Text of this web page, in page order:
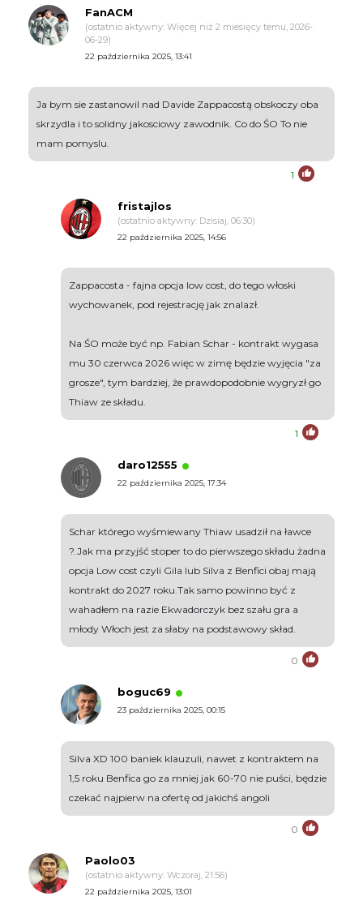
FanACM
(ostatnio aktywny: Więcej niż 2 miesięcy temu, 2026-
06-29)
22 października 2025, 13:41
Ja bym sie zastanowil nad Davide Zappacostą obskoczy oba
skrzydla i to solidny jakosciowy zawodnik. Co do ŚO To nie
mam pomyslu.
1
fristajlos
(ostatnio aktywny: Dzisiaj, 06:30)
22 października 2025, 14:56
Zappacosta - fajna opcja low cost, do tego włoski
wychowanek, pod rejestrację jak znalazł.
Na ŚO może być np. Fabian Schar - kontrakt wygasa
mu 30 czerwca 2026 więc w zimę będzie wyjęcia "za
grosze", tym bardziej, że prawdopodobnie wygryzł go
Thiaw ze składu.
1
daro12555
22 października 2025, 17:34
Schar którego wyśmiewany Thiaw usadził na ławce
?.Jak ma przyjść stoper to do pierwszego składu żadna
opcja Low cost czyli Gila lub Silva z Benfici obaj mają
kontrakt do 2027 roku.Tak samo powinno być z
wahadłem na razie Ekwadorczyk bez szału gra a
młody Włoch jest za słaby na podstawowy skład.
0
boguc69
23 października 2025, 00:15
Silva XD 100 baniek klauzuli, nawet z kontraktem na
1,5 roku Benfica go za mniej jak 60-70 nie puści, będzie
czekać najpierw na ofertę od jakichś angoli
0
Paolo03
(ostatnio aktywny: Wczoraj, 21:56)
22 października 2025, 13:01